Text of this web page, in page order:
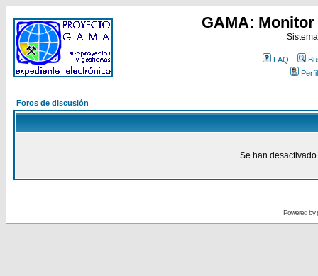
GAMA:
FAQ
Perfil
Foros de discusión
Se han
Powered by